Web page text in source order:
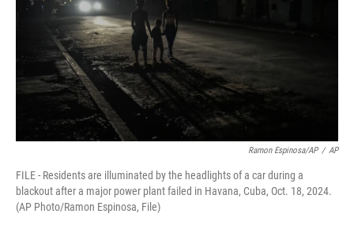
Ramon Espinosa/AP / AP
FILE - Residents are illuminated by the headlights of a car during a
blackout after a major power plant failed in Havana, Cuba, Oct. 18, 2024.
(AP Photo/Ramon Espinosa, File)